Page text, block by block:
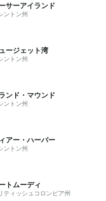
サーアイランド
ントン州
ージェット湾
ントン州
ンド・マウンド
ントン州
アー・ハーバー
ントン州
トムーディ
ティッシュコロンビア州